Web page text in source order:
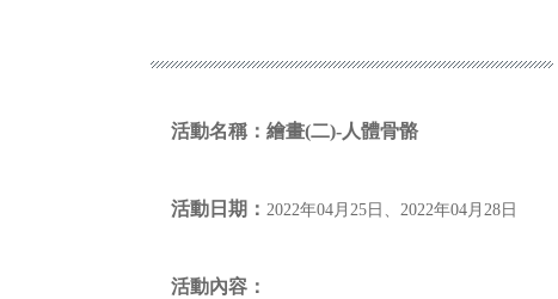
活動名稱： 繪畫(二)-人體骨骼
活動日期： 2022年04月25日、2022年04月28日
活動內容：